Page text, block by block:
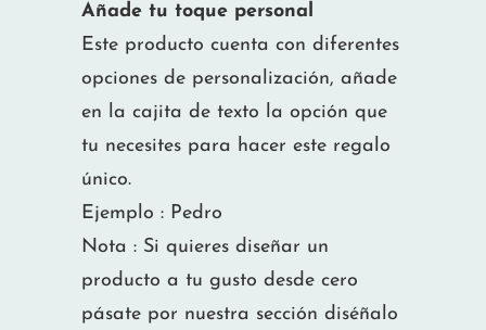
Añade tu toque personal
Este producto cuenta con diferentes
opciones de personalización, añade
en la cajita de texto la opción que
tu necesites para hacer este regalo
único.
Ejemplo : Pedro
Nota : Si quieres diseñar un
producto a tu gusto desde cero
pásate por nuestra sección diséñalo